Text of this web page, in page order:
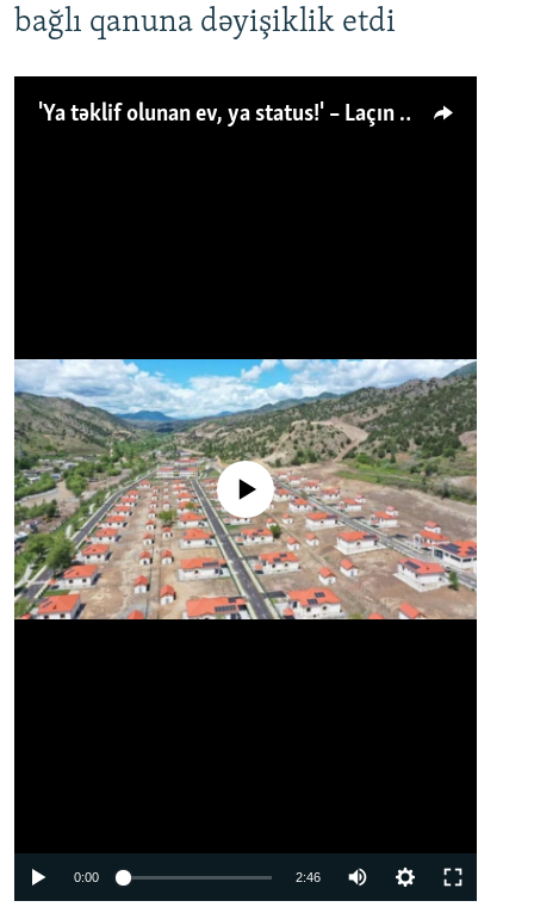
bağlı qanuna dəyişiklik etdi
'Ya təklif olunan ev, ya status!' – Laçın köçkünü: 'Laçından başqa heç hara!'
No media source currently available
0:00 2:46